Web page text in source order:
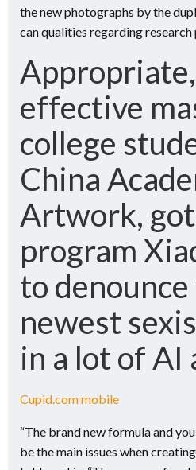
the new photographs by the
can qualities regarding research
effective
college
China
Artwork,
program
to
newest
in a lot of
Cupid.com mobile
“The brand new formula and
be the main issues when